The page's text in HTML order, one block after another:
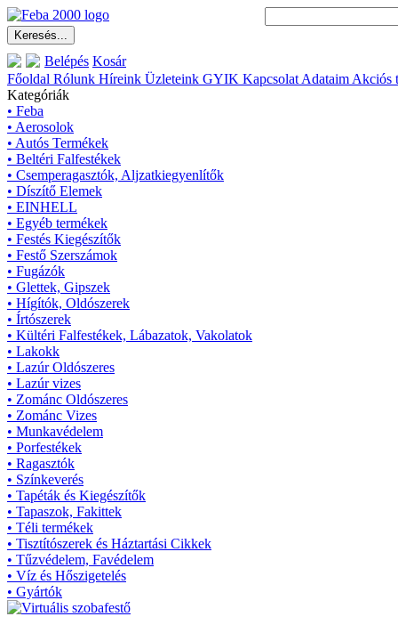
Belépés Kosár
Főoldal Rólunk Híreink Üzleteink GYIK Kapcsolat Adataim Akciós
Kategóriák
• Feba
• Aerosolok
• Autós Termékek
• Beltéri Falfestékek
• Csemperagasztók, Aljzatkiegyenlítők
• Díszítő Elemek
• EINHELL
• Egyéb termékek
• Festés Kiegészítők
• Festő Szerszámok
• Fugázók
• Glettek, Gipszek
• Hígítók, Oldószerek
• Írtószerek
• Kültéri Falfestékek, Lábazatok, Vakolatok
• Lakokk
• Lazúr Oldószeres
• Lazúr vizes
• Zománc Oldószeres
• Zománc Vizes
• Munkavédelem
• Porfestékek
• Ragasztók
• Színkeverés
• Tapéták és Kiegészítők
• Tapaszok, Fakittek
• Téli termékek
• Tisztítószerek és Háztartási Cikkek
• Tűzvédelem, Favédelem
• Víz és Hőszigetelés
• Gyártók